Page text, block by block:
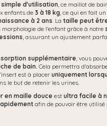
d'utilisation, ce maillot de
enfants de 3 à 18 kg, ce qui en fait
à 2 ans. La taille peut
morphologie de l'enfant grâce à notre
, assurant un ajustement
supplémentaire , vous
de bain. Cela permettra
est à placer uniquement
le but de retenir les urines.
en maille douce est ultra facile à
afin de pouvoir être